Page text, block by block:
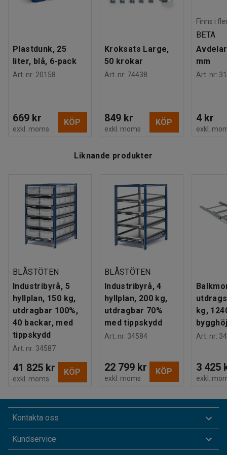
Tänk på att komplettera med plastbackar för att underlätta
sortering och plockning.
Plastdunk, 25
liter, blå, 6-pack
Art. nr: 20158
669 kr
exkl. moms
KÖP
Kroksats Large,
50 krokar
Art. nr: 74438
849 kr
exkl. moms
KÖP
Finns i
BETA
mm
Art. nr:
4 kr
exkl.
Liknande produkter
BLÅSTÖTEN
Industribyrå, 5
hyllplan, 150 kg,
utdragbar 100%,
40 backar, med
tippskydd
Art. nr: 34587
41 825 kr
exkl. moms
KÖP
BLÅSTÖTEN
Industribyrå, 4
hyllplan, 200 kg,
utdragbar 70%
med tippskydd
Art. nr: 34584
22 799 kr
exkl. moms
KÖP
kg,
Art. nr:
3 425
exkl.
Kontakta oss
Kundservice